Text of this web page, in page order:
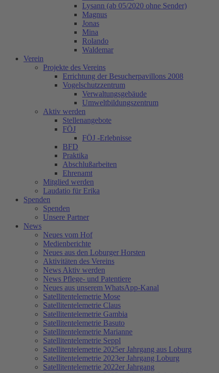
Lysann (ab 05/2020 ohne Sender)
Magnus
Jonas
Mina
Rolando
Waldemar
Verein
Projekte des Vereins
Errichtung der Besucherpavillons 2008
Vogelschutzzentrum
Verwaltungsgebäude
Umweltbildungszentrum
Aktiv werden
Stellenangebote
FÖJ
FÖJ -Erlebnisse
BFD
Praktika
Abschlußarbeiten
Ehrenamt
Mitglied werden
Laudatio für Erika
Spenden
Spenden
Unsere Partner
News
Neues vom Hof
Medienberichte
Neues aus den Loburger Horsten
Aktivitäten des Vereins
News Aktiv werden
News Pflege- und Patentiere
Neues aus unserem WhatsApp-Kanal
Satellitentelemetrie Mose
Satellitentelemetrie Claus
Satellitentelemetrie Gambia
Satellitentelemetrie Basuto
Satellitentelemetrie Marianne
Satellitentelemetrie Seppl
Satellitentelemetrie 2025er Jahrgang aus Loburg
Satellitentelemetrie 2023er Jahrgang Loburg
Satellitentelemetrie 2022er Jahrgang